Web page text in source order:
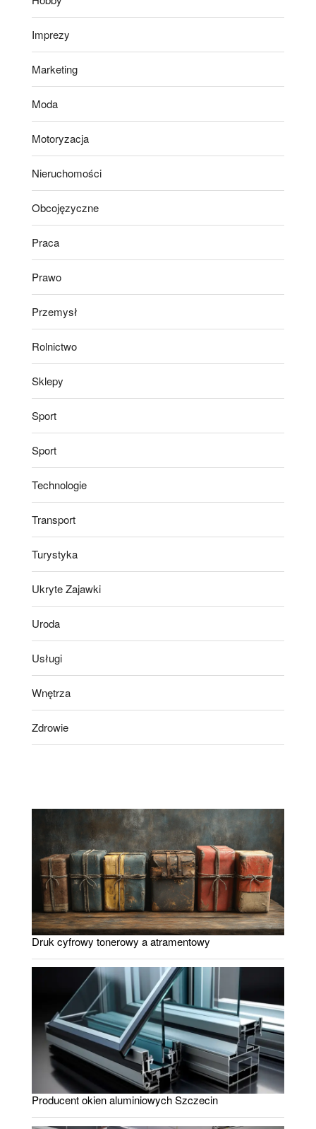
Imprezy
Marketing
Moda
Motoryzacja
Nieruchomości
Obcojęzyczne
Praca
Prawo
Przemysł
Rolnictwo
Sklepy
Sport
Sport
Technologie
Transport
Turystyka
Ukryte Zajawki
Uroda
Usługi
Wnętrza
Zdrowie
Druk cyfrowy tonerowy a atramentowy
Producent okien aluminiowych Szczecin